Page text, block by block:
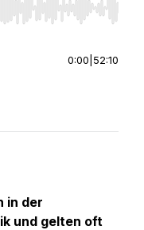
Home/End to jump to
0:00 52:10
in der
und gelten oft